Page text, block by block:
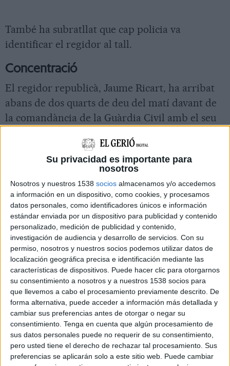
Su privacidad es importante para
nosotros
Nosotros y nuestros 1538 socios almacenamos y/o accedemos
a información en un dispositivo, como cookies, y procesamos
datos personales, como identificadores únicos e información
estándar enviada por un dispositivo para publicidad y contenido
personalizado, medición de publicidad y contenido,
investigación de audiencia y desarrollo de servicios. Con su
permiso, nosotros y nuestros socios podemos utilizar datos de
localización geográfica precisa e identificación mediante las
características de dispositivos. Puede hacer clic para otorgarnos
su consentimiento a nosotros y a nuestros 1538 socios para
que llevemos a cabo el procesamiento previamente descrito. De
forma alternativa, puede acceder a información más detallada y
cambiar sus preferencias antes de otorgar o negar su
consentimiento. Tenga en cuenta que algún procesamiento de
sus datos personales puede no requerir de su consentimiento,
pero usted tiene el derecho de rechazar tal procesamiento. Sus
preferencias se aplicarán solo a este sitio web. Puede cambiar
També ha subratllat que cap policia va
identificar el regidor al tall.
Concentració
El regidor republicà, Jaume Ricart, ha arribat
abans de dos quarts de deu del matí davant de
la comandància de la Guàrdia Civil amb el seu
diverses persones i càrrecs electes d'Esquerra
Republicana i l'alcaldessa de la Jonquera
Ricart abans de prestar declaració a la Guàrdia
Civil, investigat per un delicte de desordres
públics.
Minuts després, ha entrat a l'edifici de la
benemèrita mentre la quarantena de persones
que hi havia a l'exterior s'han solidaritzat amb
ell al crit de "no estàs sol". Ricart ha sortit cinc
minuts després de dos quarts d'onze del matí, ja
que tal com ell mateix ha explicat, s'ha acollit al
dret de no declarar. El regidor ha detallat que
aquest dilluns no ha pogut "conèixer el